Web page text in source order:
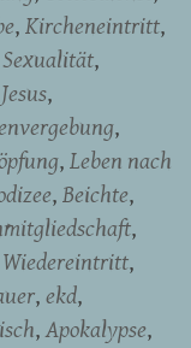
Kircheneintritt
Sexualität
Jesus
Leben nach
Beichte
Wiedereintritt
ekd
Apokalypse